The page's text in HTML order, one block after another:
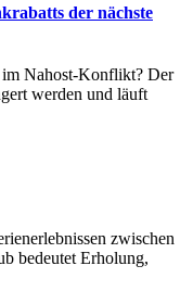
der nächste
im Nahost-Konflikt? Der
werden und läuft
zwischen
bedeutet Erholung,